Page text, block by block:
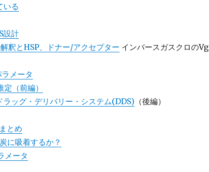
いる
設計
釈とHSP、ドナー/アクセプター インバースガスクロのVg
メータ
（前編）
ッグ・デリバリー・システム(DDS) （後編）
とめ
に吸着するか？
メータ